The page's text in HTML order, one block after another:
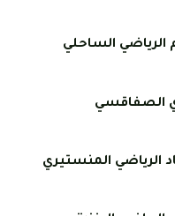
الرياضي الساحلي
الصفاقسي
الرياضي المنستيري